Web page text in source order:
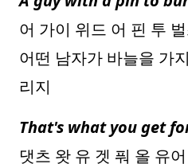
어 가이 위드 어 핀 투
어떤 남자가 바늘을 가
리지
That's what you get
댓츠 왓 유 겟 풔 올 유